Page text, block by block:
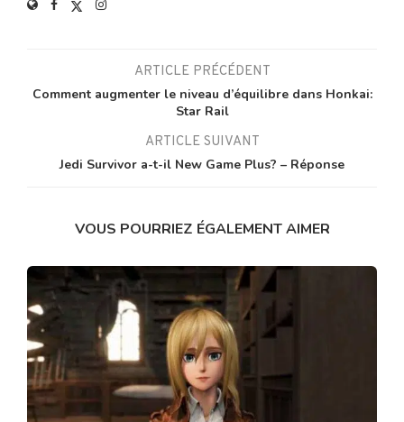
ARTICLE PRÉCÉDENT
Comment augmenter le niveau d’équilibre dans Honkai:
Star Rail
ARTICLE SUIVANT
Jedi Survivor a-t-il New Game Plus? – Réponse
VOUS POURRIEZ ÉGALEMENT AIMER